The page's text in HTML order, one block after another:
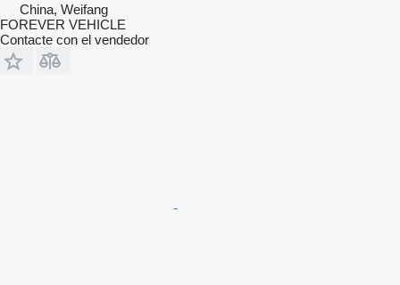
China, Weifang
FOREVER VEHICLE
Contacte con el vendedor